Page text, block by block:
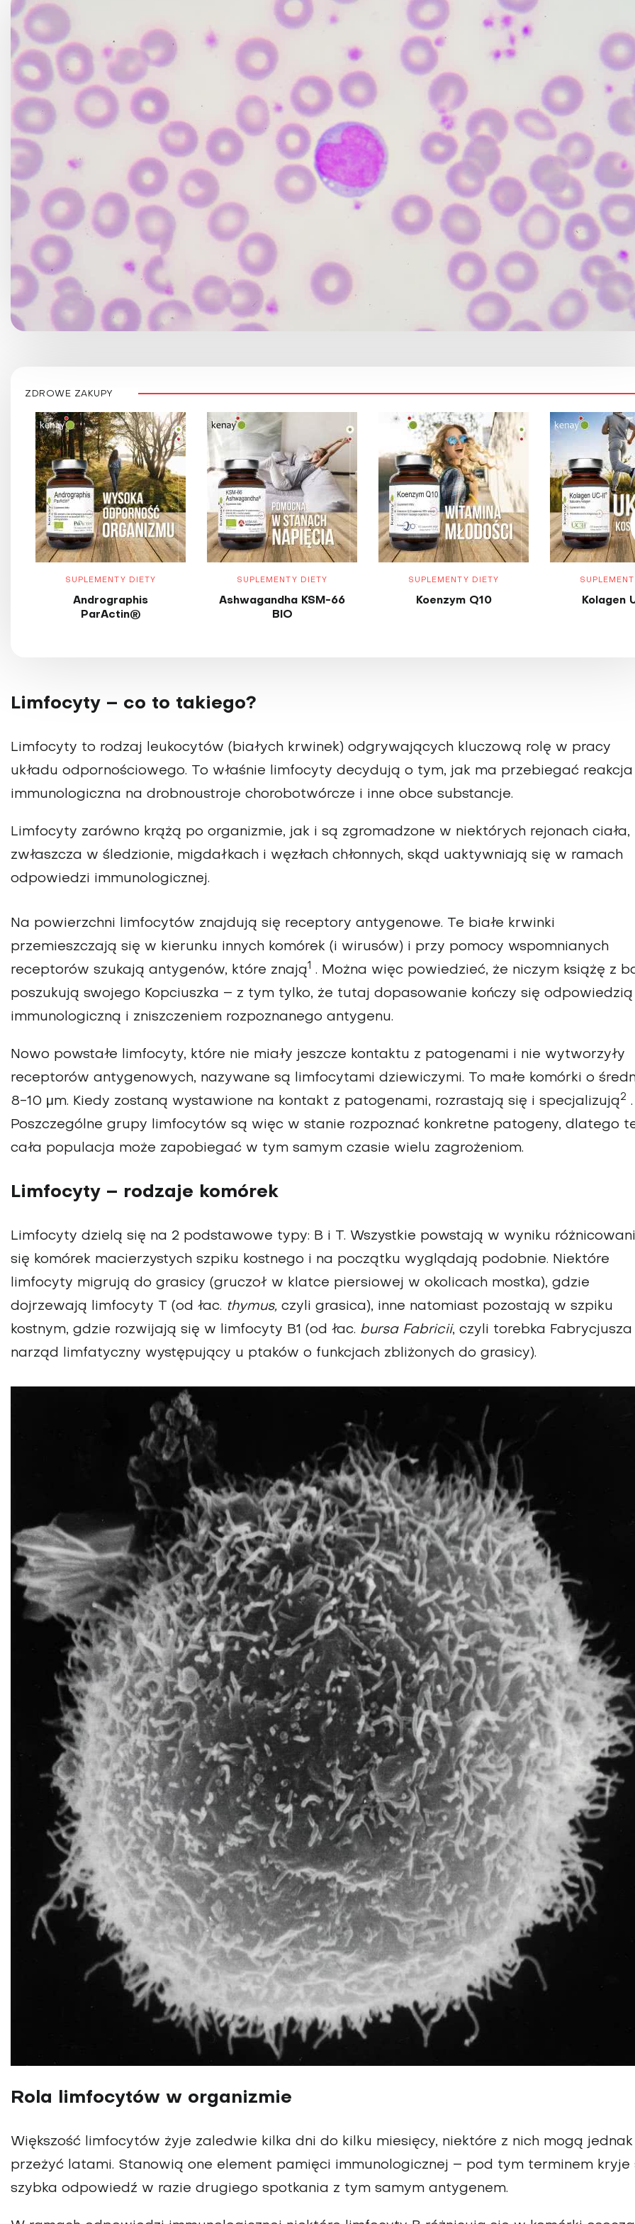
Choroby kobiece
Choroby laryngologiczne
Choroby zębów i dziąseł
ZDROWE ZAKUPY
SUPLEMENTY DIETY
Andrographis
ParActin®
SUPLEMENTY DIETY
Ashwagandha KSM-66
BIO
SUPLEMENTY DIETY
Koenzym Q10 Kolagen
Limfocyty – co to takiego?
Limfocyty to rodzaj leukocytów (białych krwinek) odgrywających kluczową rolę w pracy
układu odpornościowego. To właśnie limfocyty decydują o tym, jak ma przebiegać reakcja
immunologiczna na drobnoustroje chorobotwórcze i inne obce substancje.
Limfocyty zarówno krążą po organizmie, jak i są zgromadzone w niektórych rejonach ciała,
zwłaszcza w śledzionie, migdałkach i węzłach chłonnych, skąd uaktywniają się w ramach
odpowiedzi immunologicznej.
Na powierzchni limfocytów znajdują się receptory antygenowe. Te białe krwinki
przemieszczają się w kierunku innych komórek (i wirusów) i przy pomocy wspomnianych
receptorów szukają antygenów, które znają1
. Można więc powiedzieć, że niczym książę z
poszukują swojego Kopciuszka – z tym tylko, że tutaj dopasowanie kończy się odpowiedzią
immunologiczną i zniszczeniem rozpoznanego antygenu.
Nowo powstałe limfocyty, które nie miały jeszcze kontaktu z patogenami i nie wytworzyły
receptorów antygenowych, nazywane są limfocytami dziewiczymi. To małe komórki o
8-10 μm. Kiedy zostaną wystawione na kontakt z patogenami, rozrastają się i specjalizują2 .
Poszczególne grupy limfocytów są więc w stanie rozpoznać konkretne patogeny, dlatego
cała populacja może zapobiegać w tym samym czasie wielu zagrożeniom.
Limfocyty – rodzaje komórek
Limfocyty dzielą się na 2 podstawowe typy: B i T. Wszystkie powstają w wyniku
się komórek macierzystych szpiku kostnego i na początku wyglądają podobnie. Niektóre
limfocyty migrują do grasicy (gruczoł w klatce piersiowej w okolicach mostka), gdzie
dojrzewają limfocyty T (od łac. thymus, czyli grasica), inne natomiast pozostają w szpiku
kostnym, gdzie rozwijają się w limfocyty B1 (od łac. bursa Fabricii, czyli torebka
narząd limfatyczny występujący u ptaków o funkcjach zbliżonych do grasicy).
Rola limfocytów w organizmie
Większość limfocytów żyje zaledwie kilka dni do kilku miesięcy, niektóre z nich mogą jednak
przeżyć latami. Stanowią one element pamięci immunologicznej – pod tym terminem kryje
szybka odpowiedź w razie drugiego spotkania z tym samym antygenem.